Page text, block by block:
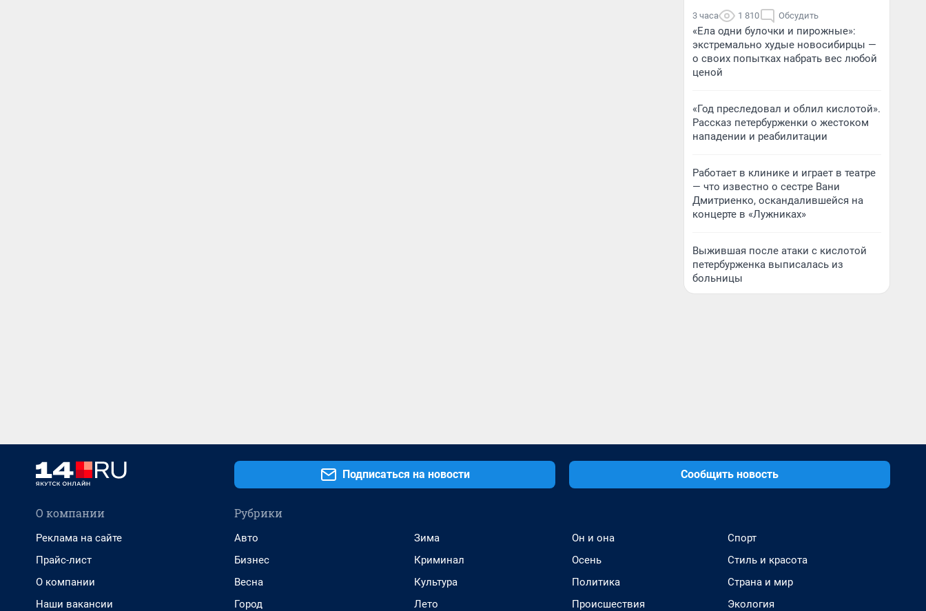
3 часа 1 810 Обсудить
«Ела одни булочки и пирожные»:
экстремально худые новосибирцы —
о своих попытках набрать вес любой
ценой
«Год преследовал и облил кислотой».
Рассказ петербурженки о жестоком
нападении и реабилитации
Работает в клинике и играет в театре
— что известно о сестре Вани
Дмитриенко, оскандалившейся на
концерте в «Лужниках»
Выжившая после атаки с кислотой
петербурженка выписалась из
больницы
Подписаться на новости Сообщить новость
О компании
Реклама на сайте
Прайс-лист
О компании
Наши вакансии
Рубрики
Авто
Бизнес
Весна
Город
Зима
Криминал
Культура
Лето
Он и она
Осень
Политика
Происшествия
Спорт
Стиль и красота
Страна и мир
Экология